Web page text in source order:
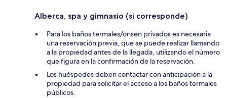
Alberca, spa y gimnasio (si corresponde)
Para los baños termales/onsen privados es necesaria
una reservación previa, que se puede realizar llamando
a la propiedad antes de la llegada, utilizando el número
que figura en la confirmación de la reservación.
Los huéspedes deben contactar con anticipación a la
propiedad para solicitar el acceso a los baños termales
públicos.